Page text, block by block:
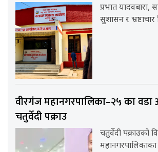
प्रभात
सुशासन र
वीरगंज महानगरपालिका–२५ का
चतुर्वेदी पक्राउ
चतुर्वेदी पक्राउको